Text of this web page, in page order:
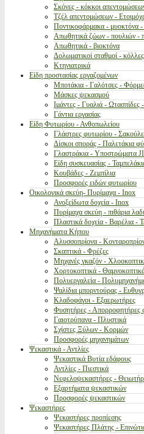
Σκόνες - κόκκοι
Τζέλ απεντομώσεων -
Ποντικοφάρμακα - μυοκτόνα -
Απωθητικά ζώων - πουλιών -
Απωθητικά - βιοκτόνα
Δολωματικοί σταθμοί -
Κτηνιατρικά
Είδη προστασίας εργαζομένων
Μποτάκια - Γαλότσες -
Μάσκες ψεκασμού
Ιμάντες - Γυαλιά - Ωτασπίδες
Γάντια εργασίας
Είδη Φυτωρίου - Ανθοπωλείου
Γλάστρες φυτωρίου -
Δίσκοι σποράς - Παλετάκια
Γλαστράκια - Υποστρώματα
Είδη συσκευασίας -
Κουβάδες - Ζεμπίλια
Προσφορές ειδών φυτωρίου
Οικολογικά σκεύη- Πυρίμαχα - Inox
Ανοξείδωτα δοχεία - Inox
Πυρίμαχα σκεύη - πιθάρια
Πλαστικά δοχεία - Βαρέλια -
Μηχανήματα Κήπου
Αλυσσοπρίονα -
Σκαπτικά - Φρέζες
Μηχανές γκαζόν -
Χορτοκοπτικά -
Πολυεργαλεία -
Ψαλίδια μπορντούρας -
Κλαδοφάγοι - Εξαερωτήρες
Φυσητήρες - Απορροφητήρες
Γαιοτρύπανα - Πλυστικά
Σχίστες Ξύλων - Κορμών
Προσφορές μηχανημάτων
Ψεκαστικά - Αντλίες
Ψεκαστικά Βυτία εδάφους
Αντλίες - Πιεστικά
Νεφελοψεκαστήρες -
Εξαρτήματα ψεκαστικών
Προσφορές ψεκαστικών
Ψεκαστήρες
Ψεκαστήρες προπίεσης
Ψεκαστήρες Πλάτης -